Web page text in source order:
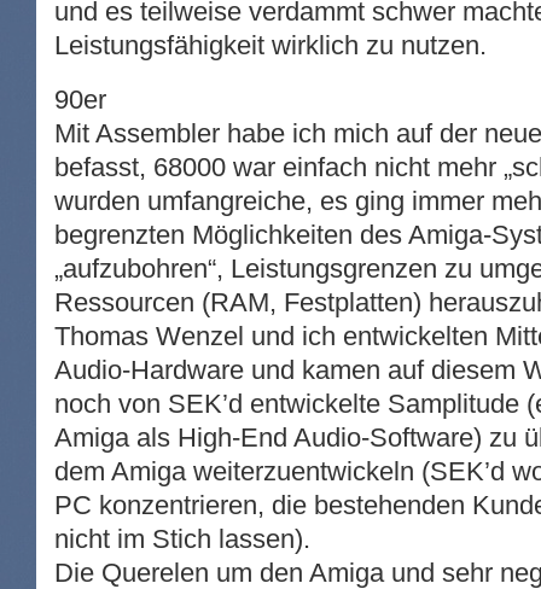
und es teilweise verdammt schwer
Leistungsfähigkeit wirklich zu nutzen.
90er
Mit Assembler habe ich mich auf der
befasst, 68000 war einfach nicht mehr
wurden umfangreiche, es ging immer
begrenzten Möglichkeiten des Amiga-
„aufzubohren“, Leistungsgrenzen zu
Ressourcen (RAM, Festplatten)
Thomas Wenzel und ich entwickelten
Audio-Hardware und kamen auf diesem
noch von SEK’d entwickelte Samplitude
Amiga als High-End Audio-Software) zu
dem Amiga weiterzuentwickeln (SEK’d
PC konzentrieren, die bestehenden
nicht im Stich lassen).
Die Querelen um den Amiga und sehr